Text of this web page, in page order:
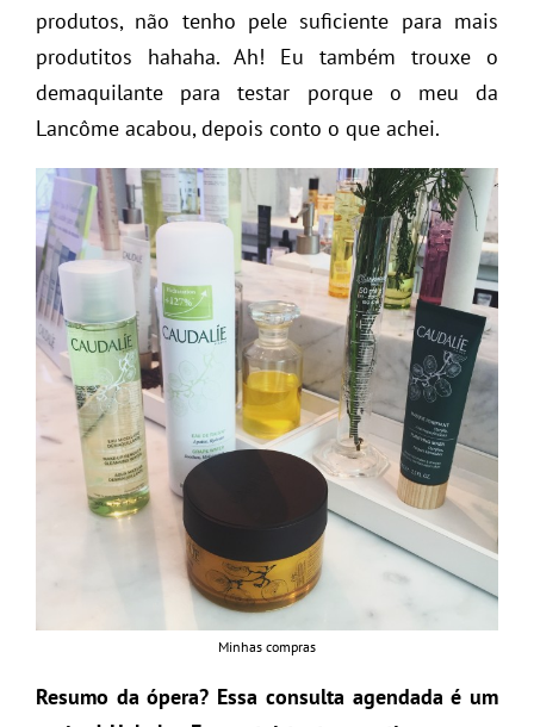
produtos, não tenho pele suficiente para mais
produtitos hahaha. Ah! Eu também trouxe o
demaquilante para testar porque o meu da
Lancôme acabou, depois conto o que achei.
Minhas compras
Resumo da ópera? Essa consulta agendada é um